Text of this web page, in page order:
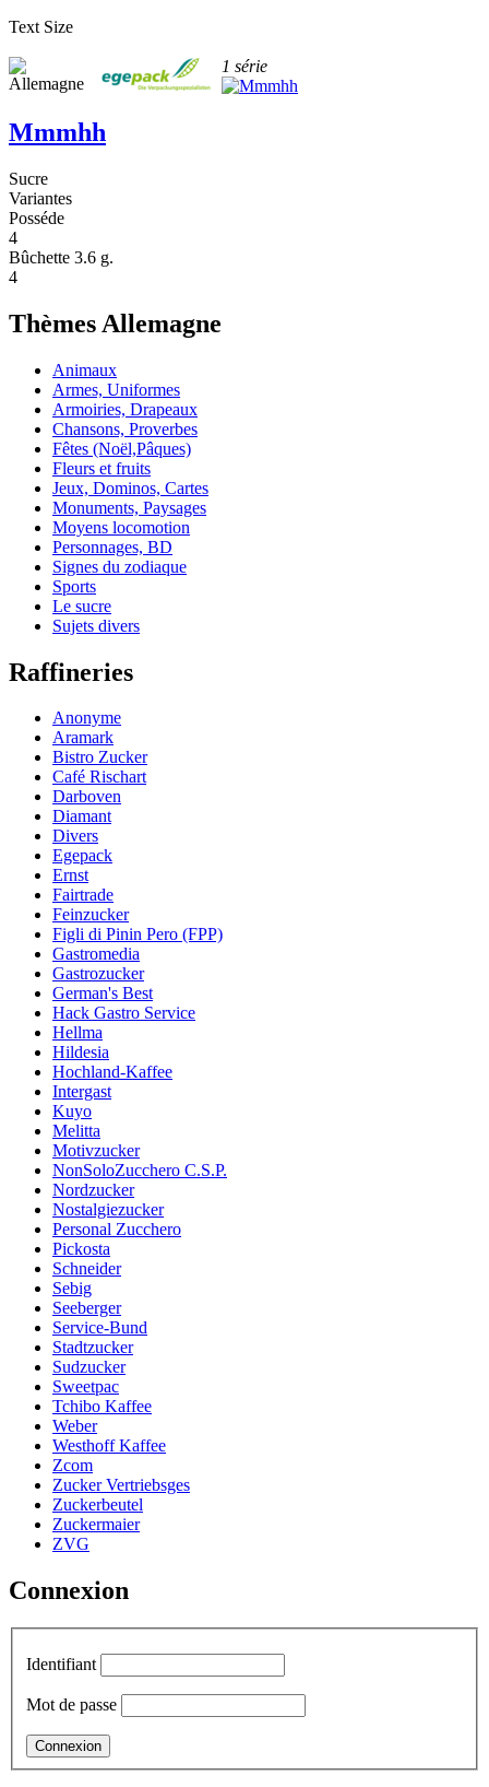
Text Size
1 série
Mmmhh
Sucre
Variantes
Posséde
4
Bûchette 3.6 g.
4
Thèmes Allemagne
Animaux
Armes, Uniformes
Armoiries, Drapeaux
Chansons, Proverbes
Fêtes (Noël,Pâques)
Fleurs et fruits
Jeux, Dominos, Cartes
Monuments, Paysages
Moyens locomotion
Personnages, BD
Signes du zodiaque
Sports
Le sucre
Sujets divers
Raffineries
Anonyme
Aramark
Bistro Zucker
Café Rischart
Darboven
Diamant
Divers
Egepack
Ernst
Fairtrade
Feinzucker
Figli di Pinin Pero (FPP)
Gastromedia
Gastrozucker
German's Best
Hack Gastro Service
Hellma
Hildesia
Hochland-Kaffee
Intergast
Kuyo
Melitta
Motivzucker
NonSoloZucchero C.S.P.
Nordzucker
Nostalgiezucker
Personal Zucchero
Pickosta
Schneider
Sebig
Seeberger
Service-Bund
Stadtzucker
Sudzucker
Sweetpac
Tchibo Kaffee
Weber
Westhoff Kaffee
Zcom
Zucker Vertriebsges
Zuckerbeutel
Zuckermaier
ZVG
Connexion
Identifiant
Mot de passe